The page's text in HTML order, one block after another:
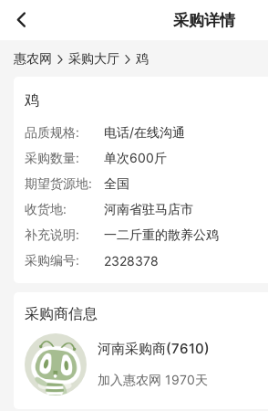
采购详情
惠农网 采购大厅 鸡
鸡
品质规格:
电话/在线沟通
采购数量:
单次600斤
期望货源地:
全国
收货地:
河南省驻马店市
补充说明:
一二斤重的散养公鸡
采购编号:
2328378
采购商信息
河南采购商(7610)
加入惠农网 1970天